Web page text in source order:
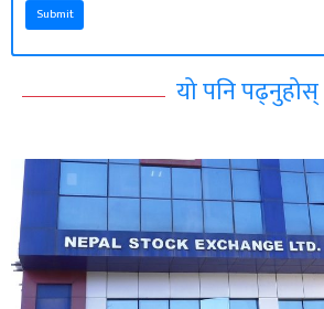
Submit
यो पनि पढ्नुहोस्